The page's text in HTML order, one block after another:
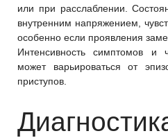
или при расслаблении.
внутренним напряжением,
особенно если проявления
Интенсивность симптомов и
может варьироваться от
приступов.